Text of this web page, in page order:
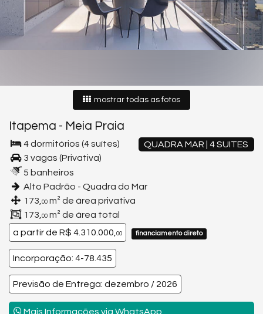
mostrar todas as fotos
Itapema - Meia Praia
QUADRA MAR | 4 SUITES
4 dormitórios (4 suítes)
3 vagas (Privativa)
5 banheiros
Alto Padrão - Quadra do Mar
173, 00 m² de área privativa
173, 00 m² de área total
a partir de R$ 4.310.000, 00 financiamento direto
Incorporação: 4-78.435
Previsão de Entrega: dezembro / 2026
Mais Informações via WhatsApp